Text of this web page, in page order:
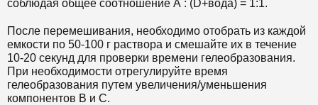
соблюдая общее соотношение А : (D+вода) = 1:1.
После перемешивания, необходимо отобрать из каждой
емкости по 50-100 г раствора и смешайте их в течение
10-20 секунд для проверки времени гелеобразования.
При необходимости отрегулируйте время
гелеобразования путем увеличения/уменьшения
компонентов В и С.